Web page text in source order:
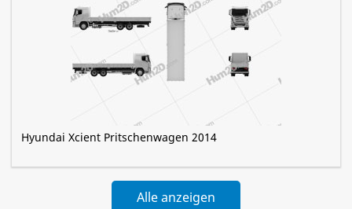
Hyundai Xcient Pritschenwagen 2014
Alle anzeigen